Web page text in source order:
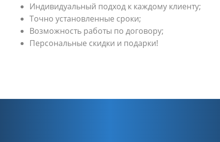
Индивидуальный подход к каждому клиенту;
Точно установленные сроки;
Возможность работы по договору;
Персональные скидки и подарки!